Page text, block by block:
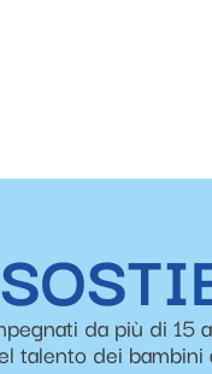
da più di 15
talento dei